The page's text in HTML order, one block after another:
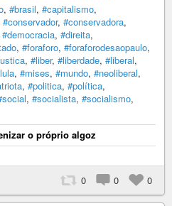
, #brasil, #capitalismo,
#conservador, #conservadora,
#democracia, #direita,
, #foraforo, #foraforodesaopaulo,
, #liber, #liberdade, #liberal,
, #mises, #mundo, #neoliberal,
, #politica, #política,
, #socialista, #socialismo,
o próprio algoz
0 0 0